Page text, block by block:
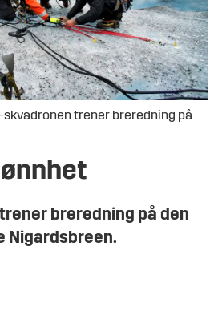
skvadronen trener breredning på
breredning på den
Nigardsbreen.